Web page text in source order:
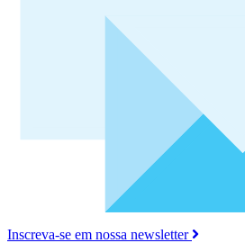
Inscreva-se em nossa newsletter